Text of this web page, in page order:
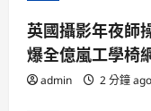
英國攝影年夜師
爆全億嵐工學椅
admin 2 分鐘 ago